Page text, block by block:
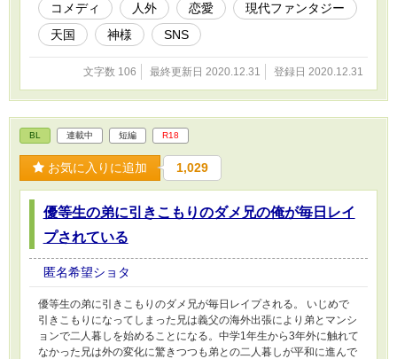
コメディ 人外 恋愛
現代ファンタジー
天国
神様 SNS
文字数 106 最終更新日 2020.12.31 登録日 2020.12.31
BL 連載中 短編 R18
お気に入りに追加 1,029
優等生の弟に引きこもりのダメ兄の俺が毎日レイ
プされている
匿名希望ショタ
優等生の弟に引きこもりのダメ兄が毎日レイプされる。 いじめで
引きこもりになってしまった兄は義父の海外出張により弟とマンシ
ョンで二人暮しを始めることになる。中学1年生から3年外に触れて
なかった兄は外の変化に驚きつつも弟との二人暮しが平和に進んで